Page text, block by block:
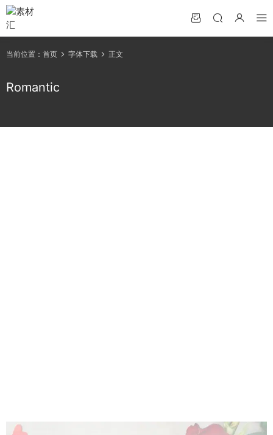
当前位置： 首页 字体下载 正文
Romantic